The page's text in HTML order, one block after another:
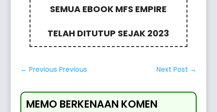
SEMUA EBOOK MFS EMPIRE
TELAH DITUTUP SEJAK 2023
←Previous Previous Next Post →
MEMO BERKENAAN KOMEN